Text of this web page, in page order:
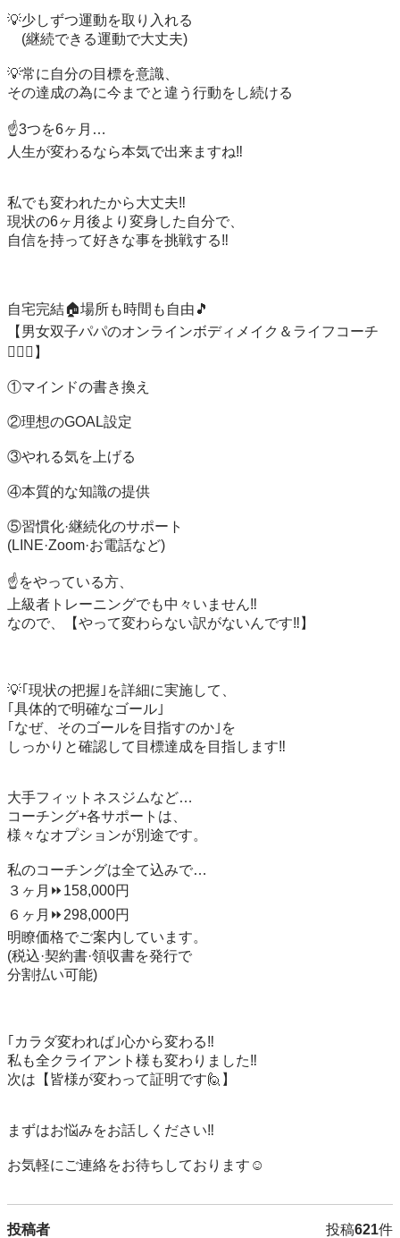
💡少しずつ運動を取り入れる
(継続できる運動で大丈夫)
💡常に自分の目標を意識、
その達成の為に今までと違う行動をし続ける
☝️3つを6ヶ月…
人生が変わるなら本気で出来ますね‼️
私でも変われたから大丈夫‼️
現状の6ヶ月後より変身した自分で、
自信を持って好きな事を挑戦する‼️
自宅完結🏠場所も時間も自由🎵
【男女双子パパのオンラインボディメイク＆ライフコーチ
👩‍❤️‍👨】
①マインドの書き換え
②理想のGOAL設定
③やれる気を上げる
④本質的な知識の提供
⑤習慣化·継続化のサポート
(LINE·Zoom·お電話など)
☝️をやっている方、
上級者トレーニングでも中々いません‼️
なので、【やって変わらない訳がないんです‼️】
💡｢現状の把握｣を詳細に実施して、
｢具体的で明確なゴール｣
｢なぜ、そのゴールを目指すのか｣を
しっかりと確認して目標達成を目指します‼️
大手フィットネスジムなど…
コーチング+各サポートは、
様々なオプションが別途です。
私のコーチングは全て込みで…
３ヶ月⏩158,000円
６ヶ月⏩298,000円
明瞭価格でご案内しています。
(税込·契約書·領収書を発行で
分割払い可能)
｢カラダ変われば｣心から変わる‼️
私も全クライアント様も変わりました‼️
次は【皆様が変わって証明です🙋】
まずはお悩みをお話しください‼️
お気軽にご連絡をお待ちしております☺️
投稿者 投稿621件